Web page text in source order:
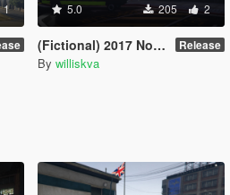
1 5.0 205 2
(Fictional) 2017 Norwegian Red Cross Sprinter Ambulance Texture [Williskva] Release
By williskva